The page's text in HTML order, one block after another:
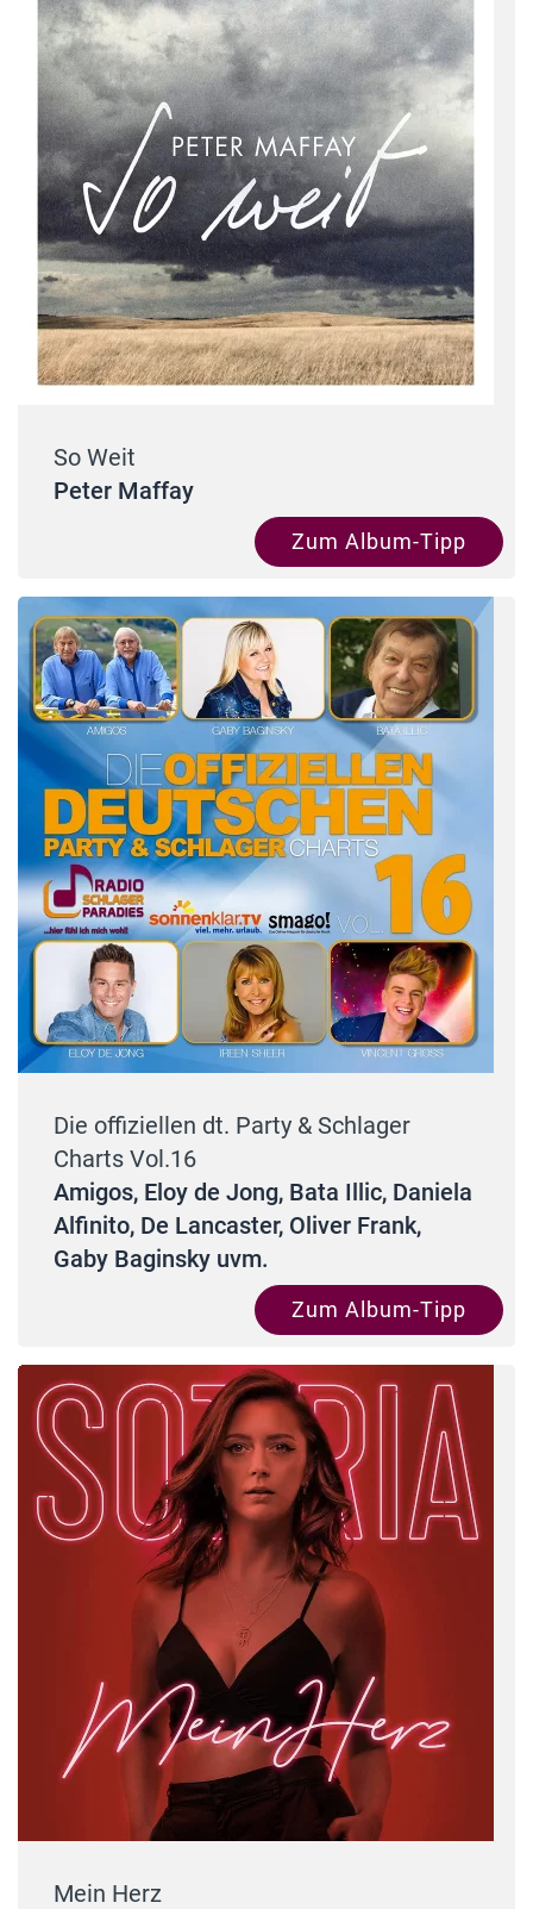
So Weit
Peter Maffay
Zum Album-Tipp
Die offiziellen dt. Party & Schlager
Charts Vol.16
Amigos, Eloy de Jong, Bata Illic, Daniela
Alfinito, De Lancaster, Oliver Frank,
Gaby Baginsky uvm.
Zum Album-Tipp
Mein Herz